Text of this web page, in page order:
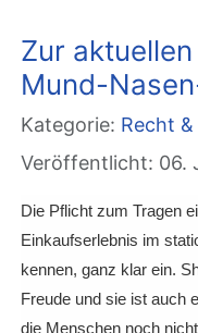
Zur
Mund-
Kategorie: Recht
Veröffentlicht: 06.
Die Pflicht zum Tragen
Einkaufserlebnis im
kennen, ganz klar ein.
Freude und sie ist auch
die Menschen noch